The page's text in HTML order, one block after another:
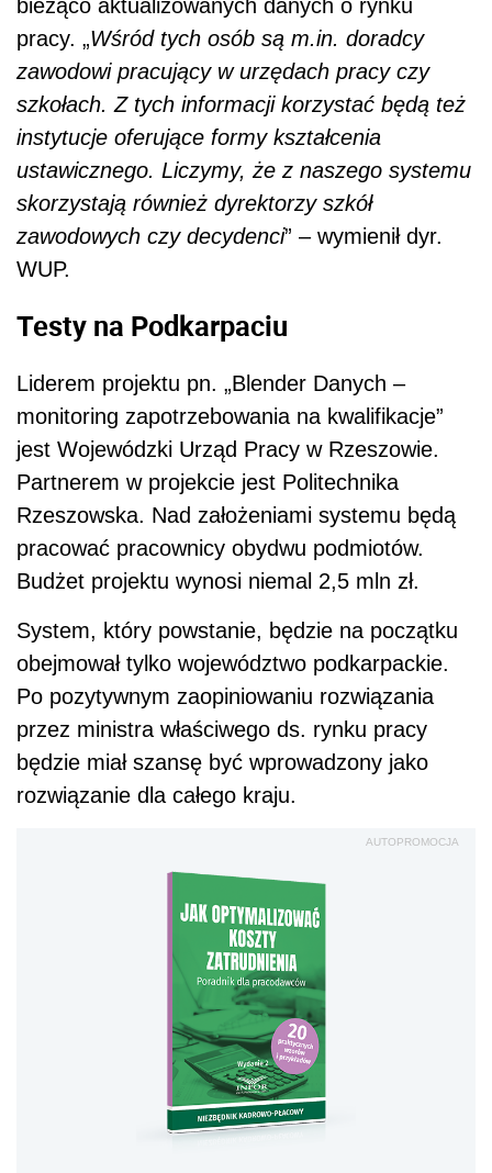
bieżąco aktualizowanych danych o rynku
pracy. „Wśród tych osób są m.in. doradcy
zawodowi pracujący w urzędach pracy czy
szkołach. Z tych informacji korzystać będą też
instytucje oferujące formy kształcenia
ustawicznego. Liczymy, że z naszego systemu
skorzystają również dyrektorzy szkół
zawodowych czy decydenci” – wymienił dyr.
WUP.
Testy na Podkarpaciu
Liderem projektu pn. „Blender Danych –
monitoring zapotrzebowania na kwalifikacje”
jest Wojewódzki Urząd Pracy w Rzeszowie.
Partnerem w projekcie jest Politechnika
Rzeszowska. Nad założeniami systemu będą
pracować pracownicy obydwu podmiotów.
Budżet projektu wynosi niemal 2,5 mln zł.
System, który powstanie, będzie na początku
obejmował tylko województwo podkarpackie.
Po pozytywnym zaopiniowaniu rozwiązania
przez ministra właściwego ds. rynku pracy
będzie miał szansę być wprowadzony jako
rozwiązanie dla całego kraju.
AUTOPROMOCJA